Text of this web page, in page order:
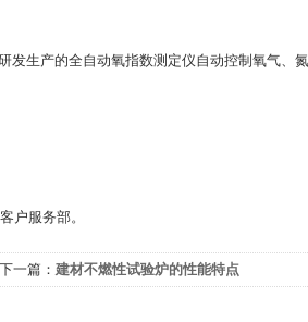
发生产的全自动氧指数测定仪自动控制氧气、
户服务部。
下一篇： 建材不燃性试验炉的性能特点